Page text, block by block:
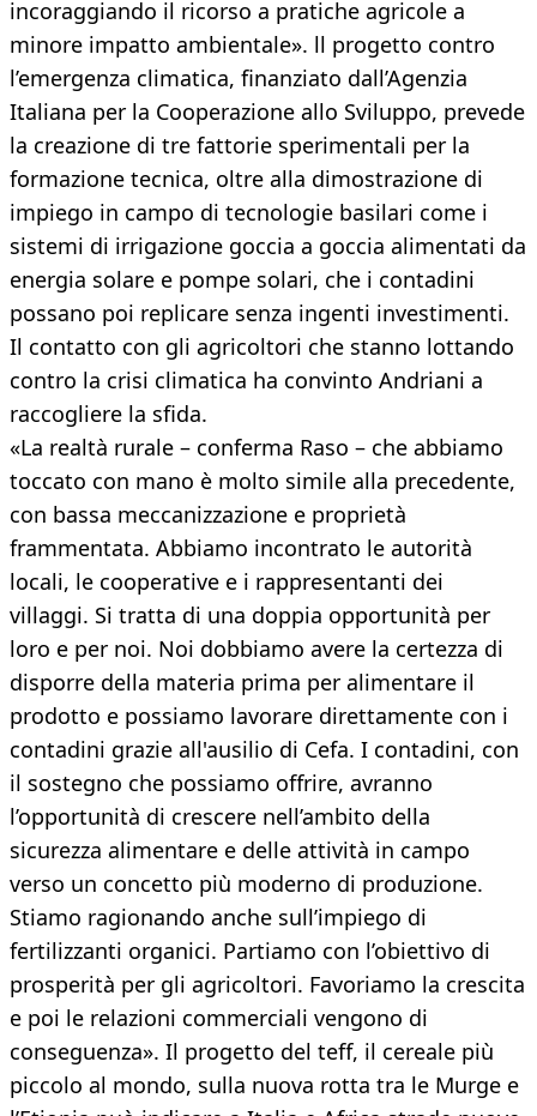
incoraggiando il ricorso a pratiche agricole a
minore impatto ambientale». ll progetto contro
l’emergenza climatica, finanziato dall’Agenzia
Italiana per la Cooperazione allo Sviluppo, prevede
la creazione di tre fattorie sperimentali per la
formazione tecnica, oltre alla dimostrazione di
impiego in campo di tecnologie basilari come i
sistemi di irrigazione goccia a goccia alimentati da
energia solare e pompe solari, che i contadini
possano poi replicare senza ingenti investimenti.
Il contatto con gli agricoltori che stanno lottando
contro la crisi climatica ha convinto Andriani a
raccogliere la sfida.
«La realtà rurale – conferma Raso – che abbiamo
toccato con mano è molto simile alla precedente,
con bassa meccanizzazione e proprietà
frammentata. Abbiamo incontrato le autorità
locali, le cooperative e i rappresentanti dei
villaggi. Si tratta di una doppia opportunità per
loro e per noi. Noi dobbiamo avere la certezza di
disporre della materia prima per alimentare il
prodotto e possiamo lavorare direttamente con i
contadini grazie all'ausilio di Cefa. I contadini, con
il sostegno che possiamo offrire, avranno
l’opportunità di crescere nell’ambito della
sicurezza alimentare e delle attività in campo
verso un concetto più moderno di produzione.
Stiamo ragionando anche sull’impiego di
fertilizzanti organici. Partiamo con l’obiettivo di
prosperità per gli agricoltori. Favoriamo la crescita
e poi le relazioni commerciali vengono di
conseguenza». Il progetto del teff, il cereale più
piccolo al mondo, sulla nuova rotta tra le Murge e